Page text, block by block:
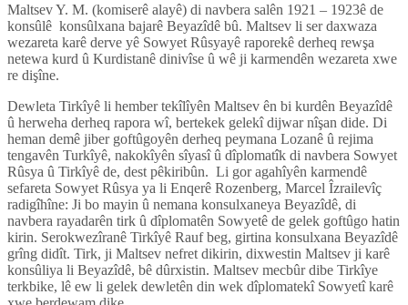
Maltsev Y. M. (komiserê alayê) di navbera salên 1921 – 1923ê de
konsûlê konsûlxana bajarê Beyazîdê bû. Maltsev li ser daxwaza
wezareta karê derve yê Sowyet Rûsyayê raporekê derheq rewşa
netewa kurd û Kurdistanê dinivîse û wê ji karmendên wezareta xwe
re dişîne.
Dewleta Tirkîyê li hember tekîlîyên Maltsev ên bi kurdên Beyazîdê
û herweha derheq rapora wî, bertekek gelekî dijwar nîşan dide. Di
heman demê jiber goftûgoyên derheq peymana Lozanê û rejima
tengavên Turkîyê, nakokîyên sîyasî û dîplomatîk di navbera Sowyet
Rûsya û Tirkîyê de, dest pêkiribûn. Li gor agahîyên karmendê
sefareta Sowyet Rûsya ya li Enqerê Rozenberg, Marcel Îzrailevîç
radigîhîne: Ji bo mayin û nemana konsulxaneya Beyazîdê, di
navbera rayadarên tirk û dîplomatên Sowyetê de gelek goftûgo hatin
kirin. Serokwezîranê Tirkîyê Rauf beg, girtina konsulxana Beyazîdê
grîng didît. Tirk, ji Maltsev nefret dikirin, dixwestin Maltsev ji karê
konsûliya li Beyazîdê, bê dûrxistin. Maltsev mecbûr dibe Tirkîye
terkbike, lê ew li gelek dewletên din wek dîplomatekî Sowyetî karê